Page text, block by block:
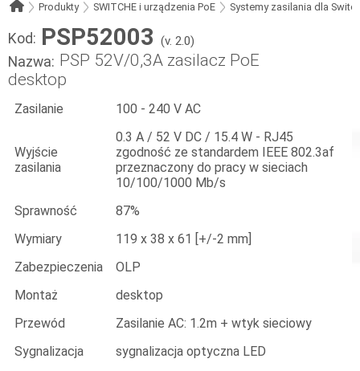
Produkty SWITCHE i urządzenia PoE Systemy zasilania dla
Kod: PSP52003 (v. 2.0)
Nazwa: PSP 52V/0,3A zasilacz PoE
desktop
Zasilanie 100 - 240 V AC
Wyjście
zasilania
0.3 A / 52 V DC / 15.4 W - RJ45
zgodność ze standardem IEEE 802.3af
przeznaczony do pracy w sieciach
10/100/1000 Mb/s
Sprawność
87%
Wymiary
119 x 38 x 61 [+/-2 mm]
Zabezpieczenia
OLP
Montaż
desktop
Przewód
Zasilanie AC: 1.2m + wtyk sieciowy
Sygnalizacja
sygnalizacja optyczna LED